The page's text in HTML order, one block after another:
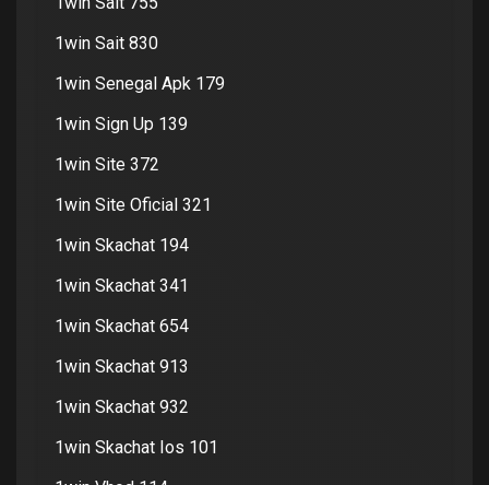
1win Sait 830
1win Senegal Apk 179
1win Sign Up 139
1win Site 372
1win Site Oficial 321
1win Skachat 194
1win Skachat 341
1win Skachat 654
1win Skachat 913
1win Skachat 932
1win Skachat Ios 101